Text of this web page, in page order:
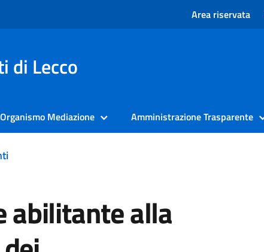
Area riservata
di Lecco
Organismo Mediazione Amministrazione Trasparente
abilitante alla